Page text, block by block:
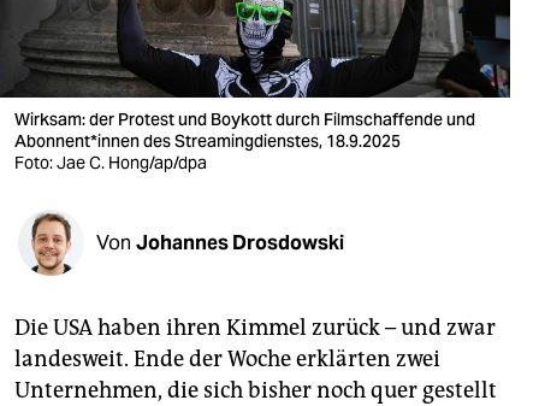
veranstaltungen
shop
fragen & hilfe
unterstützen
abo
genossenschaft
epaper login
Wirksam: der Protest und Boykott durch Filmschaffende und
Abon­nen­t*in­nen des Strea­mingdienstes, 18.9.2025
Foto: Jae C. Hong/ap/dpa
Von Johannes Drosdowski
Die USA haben ihren Kimmel zurück – und zwar
landesweit. Ende der Woche erklärten zwei
Unternehmen, die sich bisher noch quer gestellt